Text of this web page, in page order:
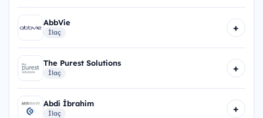
AbbVie
İlaç +
The Purest Solutions
İlaç +
Abdi İbrahim
İlaç +